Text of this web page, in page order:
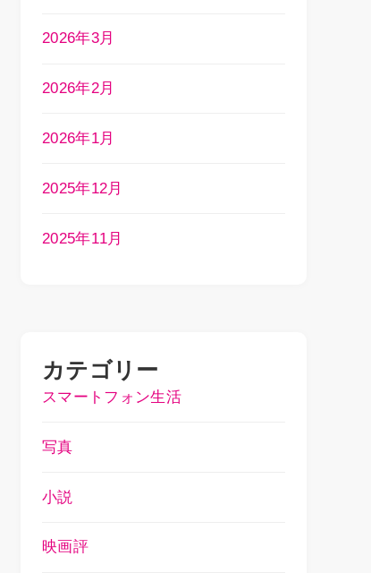
2026年3月
2026年2月
2026年1月
2025年12月
2025年11月
カテゴリー
スマートフォン生活
写真
小説
映画評